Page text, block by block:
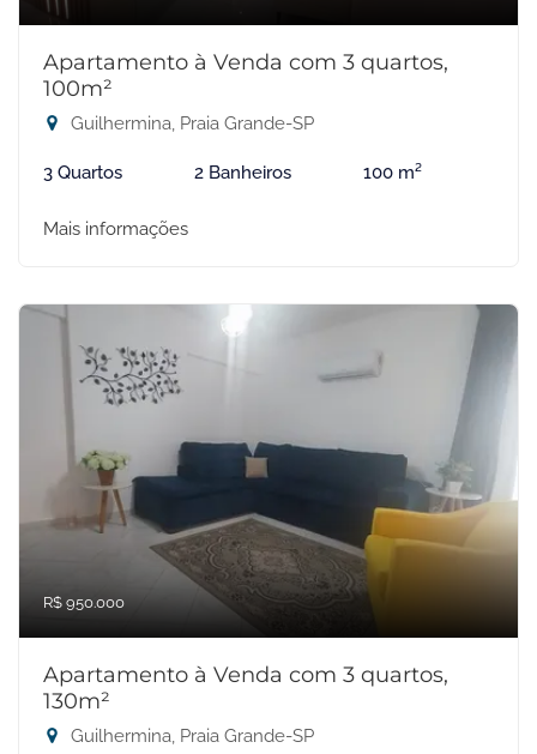
Apartamento à Venda com 3 quartos,
100m²
Guilhermina, Praia Grande-SP
3 Quartos 2 Banheiros 100 m²
Mais informações
R$ 950.000
Apartamento à Venda com 3 quartos,
130m²
Guilhermina, Praia Grande-SP